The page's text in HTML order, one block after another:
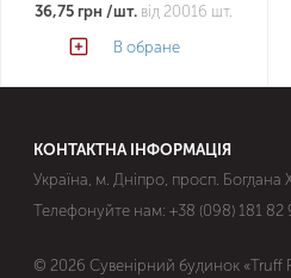
36,75 грн /шт. від 20016 шт.
В обране
КОНТАКТНА ІНФОРМАЦІЯ
Україна, м. Дніпро, просп. Богдана
Телефонуйте нам: +38 (098) 181 82
© 2026 Сувенірний будинок «Truff